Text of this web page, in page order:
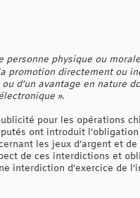
personne physique ou
promotion directement ou
d’un avantage en nature
».
pour les opérations
ont introduit l’obligation
les jeux d’argent et
de ces interdictions et
interdiction d’exercice de